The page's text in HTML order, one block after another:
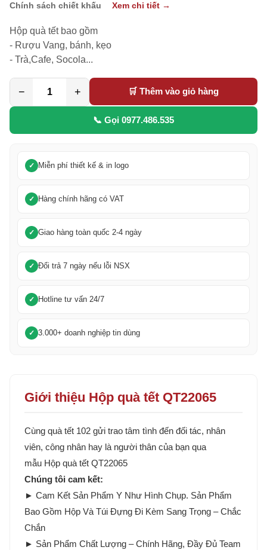
Chính sách chiết khấu
Xem chi tiết →
Hộp quà tết bao gồm
- Rượu Vang, bánh, kẹo
- Trà,Cafe, Socola...
− + 🛒 Thêm vào giỏ hàng
📞 Gọi 0977.486.535
Miễn phí thiết kế & in logo
Hàng chính hãng có VAT
Giao hàng toàn quốc 2-4 ngày
Đổi trả 7 ngày nếu lỗi NSX
Hotline tư vấn 24/7
3.000+ doanh nghiệp tin dùng
Giới thiệu Hộp quà tết QT22065
Cùng quà tết 102 gửi trao tâm tình đến đối tác, nhân
viên, công nhân hay là người thân của bạn qua
mẫu Hộp quà tết QT22065
Chúng tôi cam kết:
► Cam Kết Sản Phẩm Y Như Hình Chụp. Sản Phẩm
Bao Gồm Hộp Và Túi Đựng Đi Kèm Sang Trọng – Chắc
Chắn
► Sản Phẩm Chất Lượng – Chính Hãng, Đầy Đủ Team